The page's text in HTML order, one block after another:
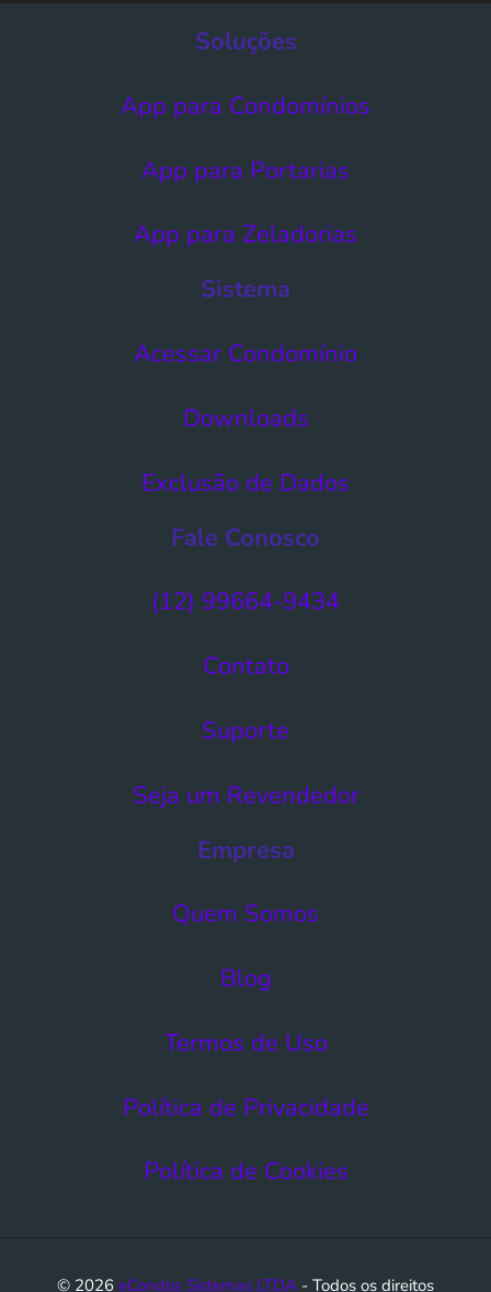
Soluções
App para Condomínios
App para Portarias
App para Zeladorias
Sistema
Acessar Condomínio​
Downloads
Exclusão de Dados​
Fale Conosco
(12) 99664-9434
Contato
Suporte
Seja um Revendedor
Empresa
Quem Somos
Blog
Termos de Uso​
Política de Privacidade
Política de Cookies
© 2026 eCondos Sistemas LTDA - Todos os direitos